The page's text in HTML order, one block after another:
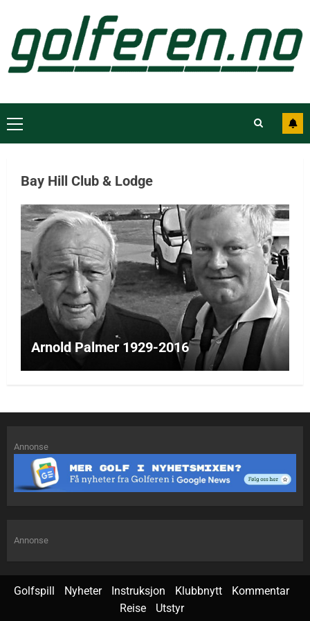
Bay Hill Club & Lodge
Arnold Palmer 1929-2016
Annonse
Annonse
Golfspill Nyheter Instruksjon Klubbnytt
Kommentar
Reise
Utstyr